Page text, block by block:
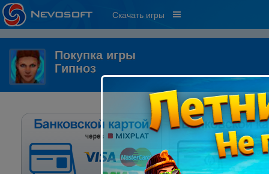
Скачать игры
Покупка игры
Гипноз